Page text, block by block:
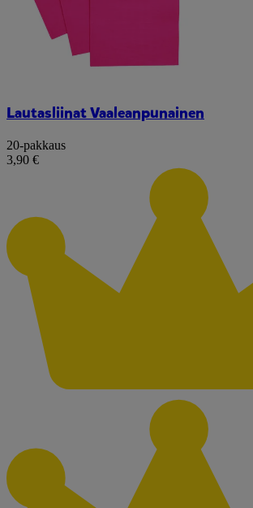
Lautasliinat Vaaleanpunainen
20-pakkaus
3,90 €